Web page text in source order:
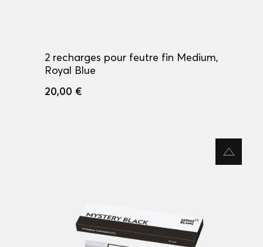
2 recharges pour feutre fin Medium,
Royal Blue
20,00 €